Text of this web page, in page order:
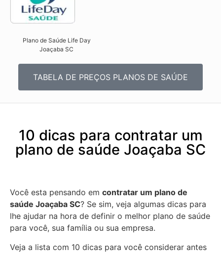
Plano de Saúde Life Day
Joaçaba SC
TABELA DE PREÇOS PLANOS DE SAÚDE
10 dicas para contratar um
plano de saúde Joaçaba SC
Você esta pensando em contratar um plano de
saúde Joaçaba SC? Se sim, veja algumas dicas para
lhe ajudar na hora de definir o melhor plano de saúde
para você, sua família ou sua empresa.
Veja a lista com 10 dicas para você considerar antes